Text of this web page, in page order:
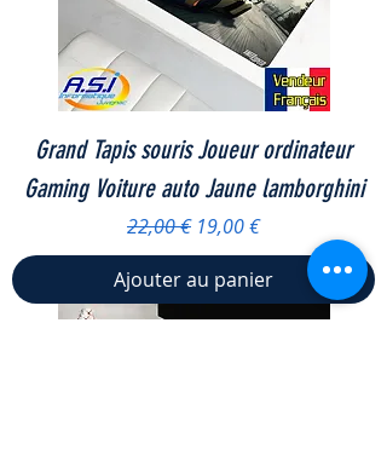
Grand Tapis souris Joueur ordinateur
Gaming Voiture auto Jaune lamborghini
Prix original
22,00 € Prix promotionnel
19,00 €
Ajouter au panier